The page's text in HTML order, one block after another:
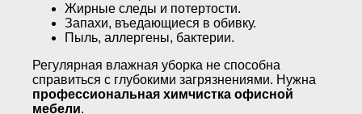
Жирные следы и потертости.
Запахи, въедающиеся в обивку.
Пыль, аллергены, бактерии.
Регулярная влажная уборка не способна
справиться с глубокими загрязнениями. Нужна
профессиональная химчистка офисной
мебели.